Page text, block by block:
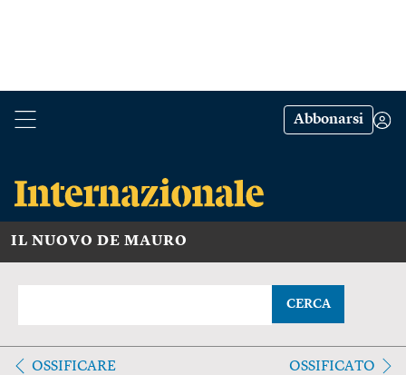
Abbonarsi
IL NUOVO DE MAURO
CERCA
OSSIFICARE OSSIFICATO